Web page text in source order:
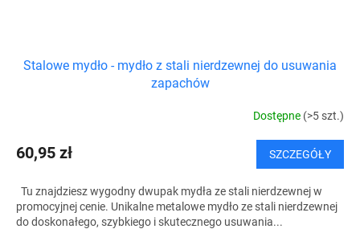
Stalowe mydło - mydło z stali nierdzewnej do usuwania
zapachów
Dostępne (>5 szt.)
60,95 zł SZCZEGÓŁY
Tu znajdziesz wygodny dwupak mydła ze stali nierdzewnej w
promocyjnej cenie. Unikalne metalowe mydło ze stali nierdzewnej
do doskonałego, szybkiego i skutecznego usuwania...